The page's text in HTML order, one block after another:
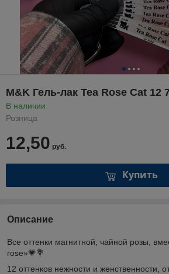
M&K Гель-лак Tea Rose Cat 12
В наличии
Розница
12,50 руб.
Купить
Описание
Все оттенки магнитной, чайной розы,
rose»💗💐
12 оттенков нежности и женственности,